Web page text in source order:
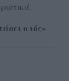
ο ιός»